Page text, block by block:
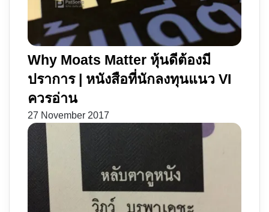
Why Moats Matter หุ้นดีต้องมี
ปราการ | หนังสือที่นักลงทุนแนว VI
ควรอ่าน
27 November 2017